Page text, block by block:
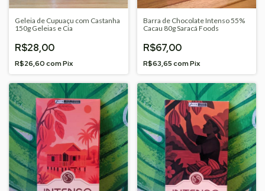
Geleia de Cupuaçu com Castanha
150g Geleias e Cia
R$28,00
R$26,60comPix
Barra de Chocolate Intenso 55%
Cacau 80g Saracá Foods
R$67,00
R$63,65comPix